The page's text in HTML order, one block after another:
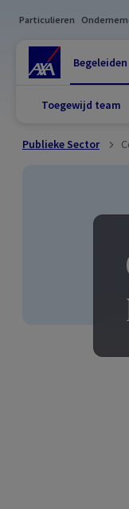
Particulieren
Begeleiden
Toegewijd team
Publieke Sector